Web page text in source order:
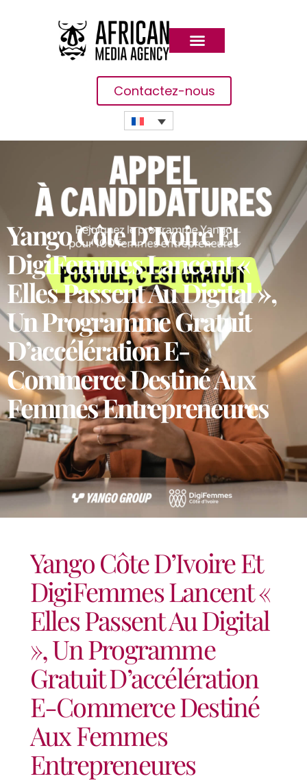
Contactez-nous
Yango Côte D’Ivoire Et
DigiFemmes Lancent «
Elles Passent Au Digital »,
Un Programme Gratuit
D’accélération E-
Commerce Destiné Aux
Femmes Entrepreneures
Yango Côte D’Ivoire Et
DigiFemmes Lancent «
Elles Passent Au Digital
», Un Programme
Gratuit D’accélération
E-Commerce Destiné
Aux Femmes
Entrepreneures